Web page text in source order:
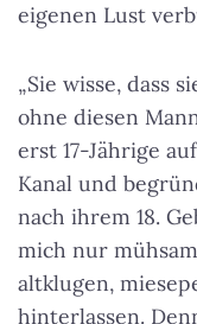
eigenen Lust
„Sie wisse, dass
ohne diesen
erst 17-Jährige
Kanal und
nach ihrem 18.
mich nur
altklugen,
hinterlassen.